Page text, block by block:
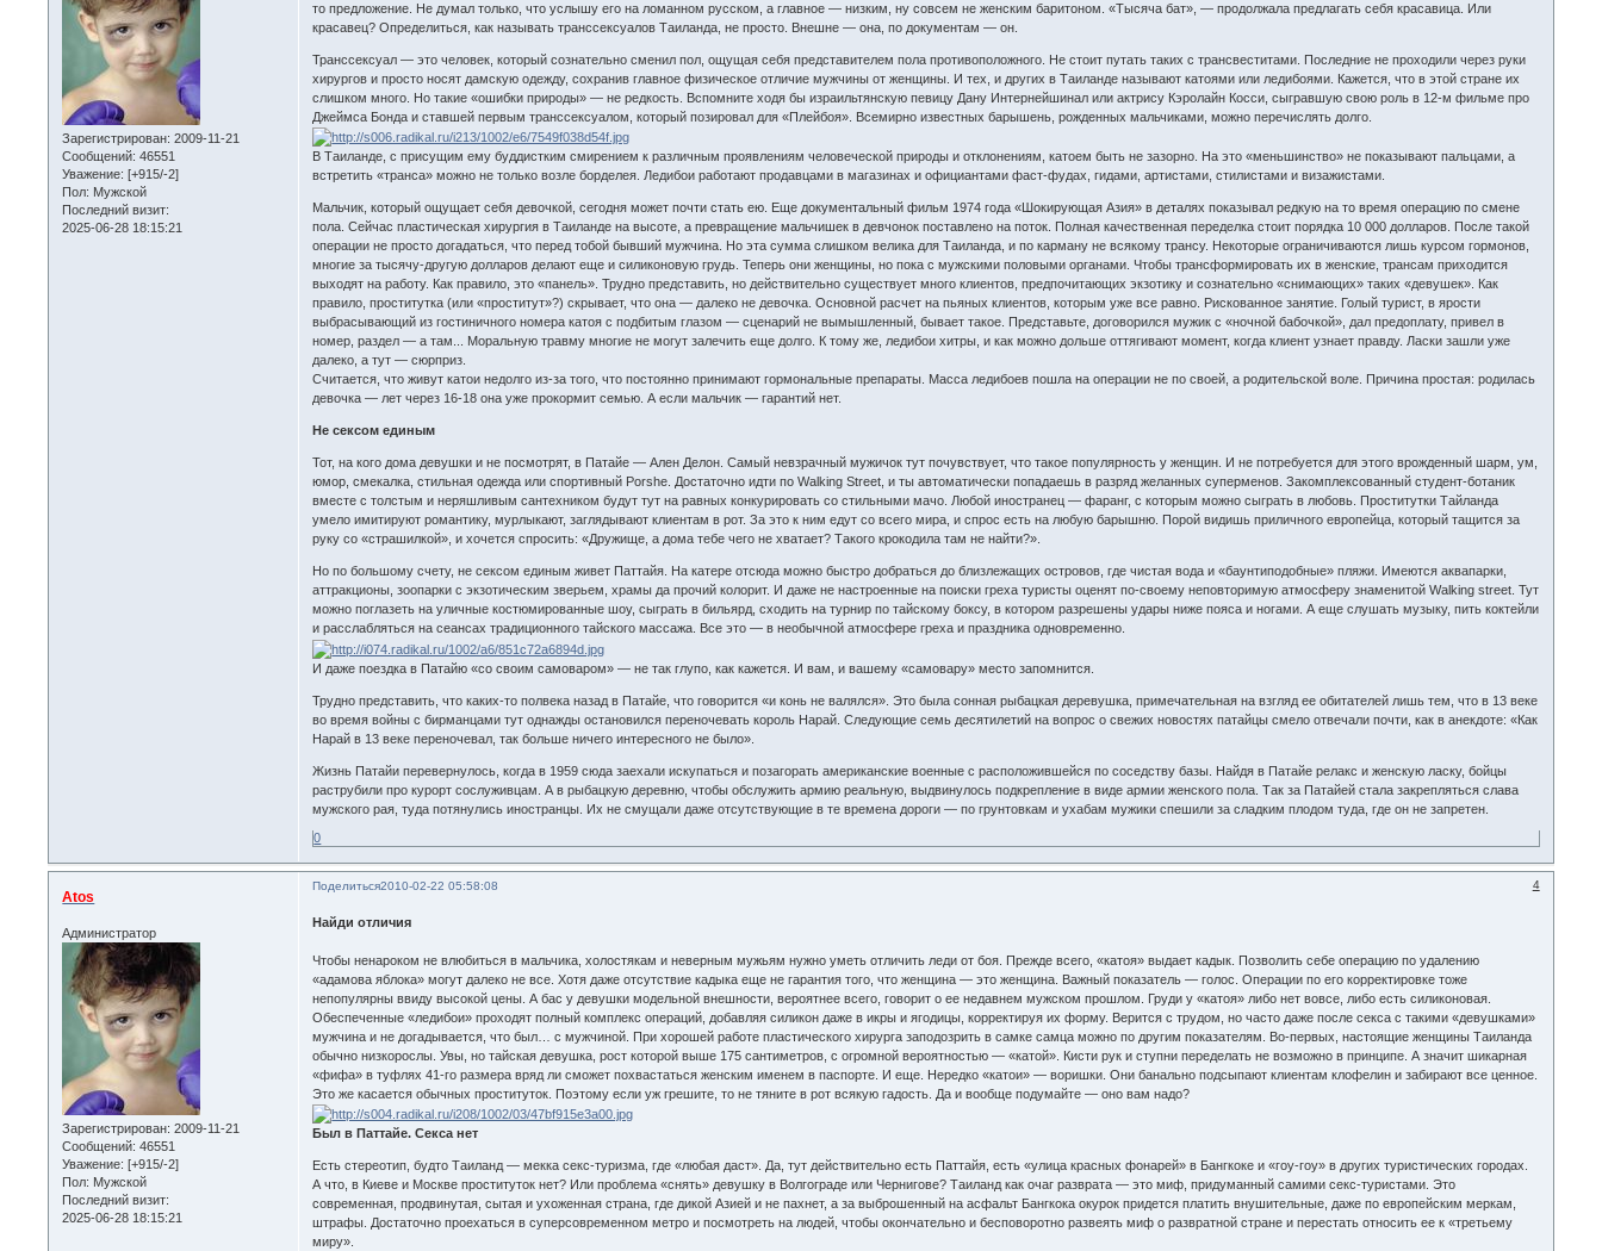
Зарегистрирован: 2009-11-21
Сообщений: 46551
Уважение: [+915/-2]
Пол: Мужской
Последний визит:
2025-06-28 18:15:21
то предложение. Не думал только, что услышу его на ломанном русском, а главное — низким, ну совсем не женским баритоном. «Тысяча бат», — продолжала предлагать себя красавица. Или
красавец? Определиться, как называть транссексуалов Таиланда, не просто. Внешне — она, по документам — он.
Транссексуал — это человек, который сознательно сменил пол, ощущая себя представителем пола противоположного. Не стоит путать таких с трансвеститами. Последние не проходили через руки
хирургов и просто носят дамскую одежду, сохранив главное физическое отличие мужчины от женщины. И тех, и других в Таиланде называют катоями или ледибоями. Кажется, что в этой стране их
слишком много. Но такие «ошибки природы» — не редкость. Вспомните ходя бы израильтянскую певицу Дану Интернейшинал или актрису Кэролайн Косси, сыгравшую свою роль в 12-м фильме про
Джеймса Бонда и ставшей первым транссексуалом, который позировал для «Плейбоя». Всемирно известных барышень, рожденных мальчиками, можно перечислять долго.
В Таиланде, с присущим ему буддистким смирением к различным проявлениям человеческой природы и отклонениям, катоем быть не зазорно. На это «меньшинство» не показывают пальцами, а
встретить «транса» можно не только возле борделея. Ледибои работают продавцами в магазинах и официантами фаст-фудах, гидами, артистами, стилистами и визажистами.
Мальчик, который ощущает себя девочкой, сегодня может почти стать ею. Еще документальный фильм 1974 года «Шокирующая Азия» в деталях показывал редкую на то время операцию по смене
пола. Сейчас пластическая хирургия в Таиланде на высоте, а превращение мальчишек в девчонок поставлено на поток. Полная качественная переделка стоит порядка 10 000 долларов. После такой
операции не просто догадаться, что перед тобой бывший мужчина. Но эта сумма слишком велика для Таиланда, и по карману не всякому трансу. Некоторые ограничиваются лишь курсом гормонов,
многие за тысячу-другую долларов делают еще и силиконовую грудь. Теперь они женщины, но пока с мужскими половыми органами. Чтобы трансформировать их в женские, трансам приходится
выходят на работу. Как правило, это «панель». Трудно представить, но действительно существует много клиентов, предпочитающих экзотику и сознательно «снимающих» таких «девушек». Как
правило, проститутка (или «проститут»?) скрывает, что она — далеко не девочка. Основной расчет на пьяных клиентов, которым уже все равно. Рискованное занятие. Голый турист, в ярости
выбрасывающий из гостиничного номера катоя с подбитым глазом — сценарий не вымышленный, бывает такое. Представьте, договорился мужик с «ночной бабочкой», дал предоплату, привел в
номер, раздел — а там... Моральную травму многие не могут залечить еще долго. К тому же, ледибои хитры, и как можно дольше оттягивают момент, когда клиент узнает правду. Ласки зашли уже
далеко, а тут — сюрприз.
Считается, что живут катои недолго из-за того, что постоянно принимают гормональные препараты. Масса ледибоев пошла на операции не по своей, а родительской воле. Причина простая: родилась
девочка — лет через 16-18 она уже прокормит семью. А если мальчик — гарантий нет.
Не сексом единым
Тот, на кого дома девушки и не посмотрят, в Патайе — Ален Делон. Самый невзрачный мужичок тут почувствует, что такое популярность у женщин. И не потребуется для этого врожденный шарм, ум,
юмор, смекалка, стильная одежда или спортивный Porshe. Достаточно идти по Walking Street, и ты автоматически попадаешь в разряд желанных суперменов. Закомплексованный студент-ботаник
вместе с толстым и неряшливым сантехником будут тут на равных конкурировать со стильными мачо. Любой иностранец — фаранг, с которым можно сыграть в любовь. Проститутки Тайланда
умело имитируют романтику, мурлыкают, заглядывают клиентам в рот. За это к ним едут со всего мира, и спрос есть на любую барышню. Порой видишь приличного европейца, который тащится за
руку со «страшилкой», и хочется спросить: «Дружище, а дома тебе чего не хватает? Такого крокодила там не найти?».
Но по большому счету, не сексом единым живет Паттайя. На катере отсюда можно быстро добраться до близлежащих островов, где чистая вода и «баунтиподобные» пляжи. Имеются аквапарки,
аттракционы, зоопарки с экзотическим зверьем, храмы да прочий колорит. И даже не настроенные на поиски греха туристы оценят по-своему неповторимую атмосферу знаменитой Walking street. Тут
можно поглазеть на уличные костюмированные шоу, сыграть в бильярд, сходить на турнир по тайскому боксу, в котором разрешены удары ниже пояса и ногами. А еще слушать музыку, пить коктейли
и расслабляться на сеансах традиционного тайского массажа. Все это — в необычной атмосфере греха и праздника одновременно.
И даже поездка в Патайю «со своим самоваром» — не так глупо, как кажется. И вам, и вашему «самовару» место запомнится.
Трудно представить, что каких-то полвека назад в Патайе, что говорится «и конь не валялся». Это была сонная рыбацкая деревушка, примечательная на взгляд ее обитателей лишь тем, что в 13 веке
во время войны с бирманцами тут однажды остановился переночевать король Нарай. Следующие семь десятилетий на вопрос о свежих новостях патайцы смело отвечали почти, как в анекдоте: «Как
Нарай в 13 веке переночевал, так больше ничего интересного не было».
Жизнь Патайи перевернулось, когда в 1959 сюда заехали искупаться и позагорать американские военные с расположившейся по соседству базы. Найдя в Патайе релакс и женскую ласку, бойцы
раструбили про курорт сослуживцам. А в рыбацкую деревню, чтобы обслужить армию реальную, выдвинулось подкрепление в виде армии женского пола. Так за Патайей стала закрепляться слава
мужского рая, туда потянулись иностранцы. Их не смущали даже отсутствующие в те времена дороги — по грунтовкам и ухабам мужики спешили за сладким плодом туда, где он не запретен.
0
Поделиться 4
2010-02-22 05:58:08
Atos
Администратор
Зарегистрирован: 2009-11-21
Сообщений: 46551
Уважение: [+915/-2]
Пол: Мужской
Последний визит:
2025-06-28 18:15:21
Найди отличия
Чтобы ненароком не влюбиться в мальчика, холостякам и неверным мужьям нужно уметь отличить леди от боя. Прежде всего, «катоя» выдает кадык. Позволить себе операцию по удалению
«адамова яблока» могут далеко не все. Хотя даже отсутствие кадыка еще не гарантия того, что женщина — это женщина. Важный показатель — голос. Операции по его корректировке тоже
непопулярны ввиду высокой цены. А бас у девушки модельной внешности, вероятнее всего, говорит о ее недавнем мужском прошлом. Груди у «катоя» либо нет вовсе, либо есть силиконовая.
Обеспеченные «ледибои» проходят полный комплекс операций, добавляя силикон даже в икры и ягодицы, корректируя их форму. Верится с трудом, но часто даже после секса с такими «девушками»
мужчина и не догадывается, что был… с мужчиной. При хорошей работе пластического хирурга заподозрить в самке самца можно по другим показателям. Во-первых, настоящие женщины Таиланда
обычно низкорослы. Увы, но тайская девушка, рост которой выше 175 сантиметров, с огромной вероятностью — «катой». Кисти рук и ступни переделать не возможно в принципе. А значит шикарная
«фифа» в туфлях 41-го размера вряд ли сможет похвастаться женским именем в паспорте. И еще. Нередко «катои» — воришки. Они банально подсыпают клиентам клофелин и забирают все ценное.
Это же касается обычных проституток. Поэтому если уж грешите, то не тяните в рот всякую гадость. Да и вообще подумайте — оно вам надо?
Был в Паттайе. Секса нет
Есть стереотип, будто Таиланд — мекка секс-туризма, где «любая даст». Да, тут действительно есть Паттайя, есть «улица красных фонарей» в Бангкоке и «гоу-гоу» в других туристических городах.
А что, в Киеве и Москве проституток нет? Или проблема «снять» девушку в Волгограде или Чернигове? Таиланд как очаг разврата — это миф, придуманный самими секс-туристами. Это
современная, продвинутая, сытая и ухоженная страна, где дикой Азией и не пахнет, а за выброшенный на асфальт Бангкока окурок придется платить внушительные, даже по европейским меркам,
штрафы. Достаточно проехаться в суперсовременном метро и посмотреть на людей, чтобы окончательно и бесповоротно развеять миф о развратной стране и перестать относить ее к «третьему
миру».